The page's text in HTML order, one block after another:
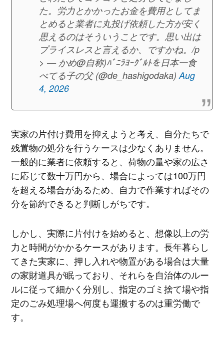
た。労力とかかったお金を費用としてま
とめると業者に丸投げ依頼した方が安く
思えるのはそういうことです。思い出は
プライスレスと言えるか、ですかね。/p
> — かめ@自称)ﾊﾞﾆﾗﾖｰｸﾞﾙﾄを日本一食
べてる子の父 (@de_hashigodaka)Aug
4, 2026
実家の片付け費用を抑えようと考え、自分たちで
残置物の処分を行うケースは少なくありません。
一般的に業者に依頼すると、荷物の量や家の広さ
に応じて数十万円から、場合によっては100万円
を超える場合があるため、自力で作業すればその
分を節約できると判断しがちです。
しかし、実際に片付けを始めると、想像以上の労
力と時間がかかるケースがあります。長年暮らし
てきた実家に、押し入れや物置がある場合は大量
の家財道具が眠っており、それらを自治体のルー
ルに従って細かく分別し、指定のゴミ捨て場や指
定のごみ処理場へ何度も運搬するのは重労働で
す。